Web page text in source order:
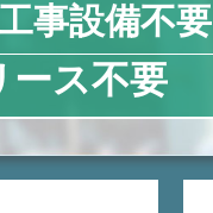
事設備不要
ース不要